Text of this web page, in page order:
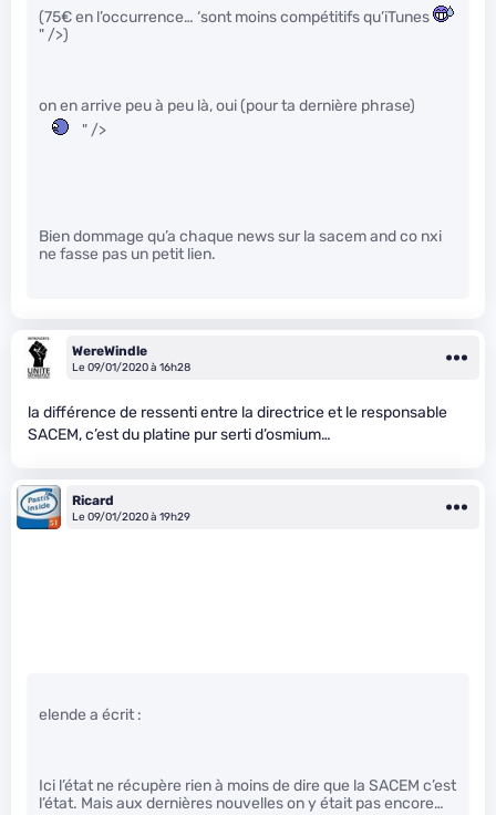
(75€ en l’occurrence… ‘sont moins compétitifs qu’iTunes
" />)
on en arrive peu à peu là, oui (pour ta dernière phrase)
" />
Bien dommage qu’a chaque news sur la sacem and co nxi
ne fasse pas un petit lien.
WereWindle
Le 09/01/2020 à 16h28
la différence de ressenti entre la directrice et le responsable
SACEM, c’est du platine pur serti d’osmium…
Ricard
Le 09/01/2020 à 19h29
elende a écrit :
Ici l’état ne récupère rien à moins de dire que la SACEM c’est
l’état. Mais aux dernières nouvelles on y était pas encore…